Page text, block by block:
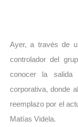
Ayer, a través de
controlador del
conocer la salida
corporativa, donde
reemplazo por el
Matías Videla.